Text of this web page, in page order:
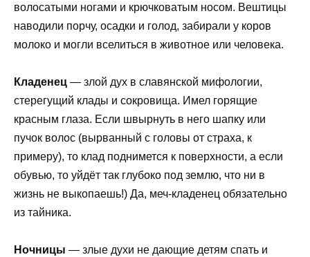
волосатыми ногами и крючковатым носом. Вештицы
наводили порчу, осадки и голод, забирали у коров
молоко и могли вселиться в животное или человека.
Кладенец — злой дух в славянской мифологии,
стерегущий клады и сокровища. Имел горящие
красным глаза. Если швырнуть в него шапку или
пучок волос (вырванный с головы от страха, к
примеру), то клад поднимется к поверхности, а если
обувью, то уйдёт так глубоко под землю, что ни в
жизнь не выкопаешь!) Да, меч-кладенец обязательно
из тайника.
Ночницы — злые духи не дающие детям спать и